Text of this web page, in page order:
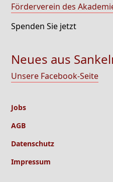
Förderverein des
Spenden Sie jetzt
Neues aus
Unsere Facebook-Seite
Jobs
AGB
Datenschutz
Impressum